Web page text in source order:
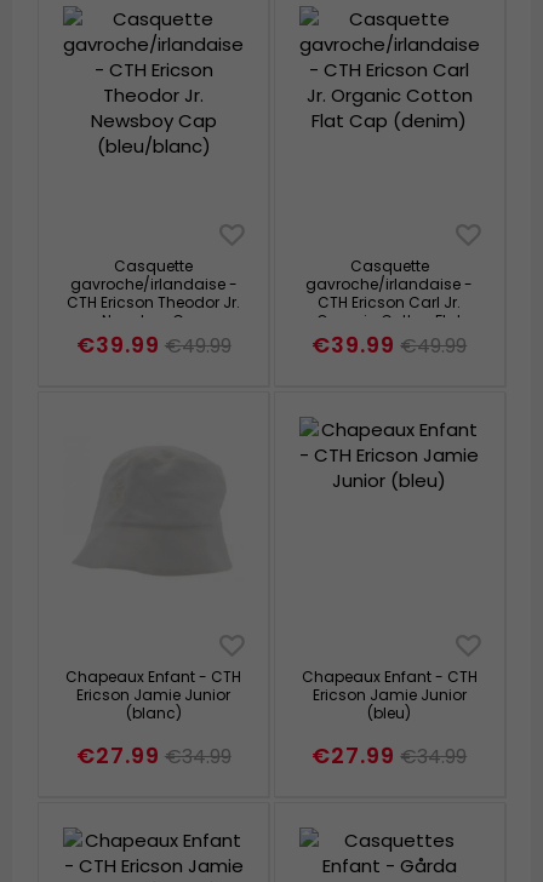
Casquette
gavroche/irlandaise -
CTH Ericson Theodor Jr.
Newsboy Cap
(bleu/blanc)
€39.99 €49.99
Casquette
gavroche/irlandaise -
CTH Ericson Carl Jr.
Organic Cotton Flat
Cap (denim)
€39.99 €49.99
Chapeaux Enfant - CTH
Ericson Jamie Junior
(blanc)
€27.99 €34.99
Chapeaux Enfant - CTH
Ericson Jamie Junior
(bleu)
€27.99 €34.99